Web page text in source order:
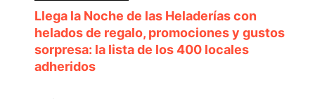
Llega la Noche de las Heladerías con
helados de regalo, promociones y gustos
sorpresa: la lista de los 400 locales
adheridos